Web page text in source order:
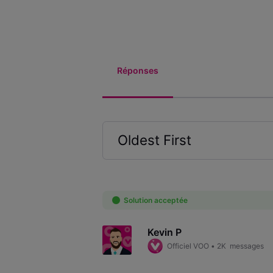
Réponses
Oldest First
First
Solution acceptée
Kevin P
Officiel VOO• 2K messages